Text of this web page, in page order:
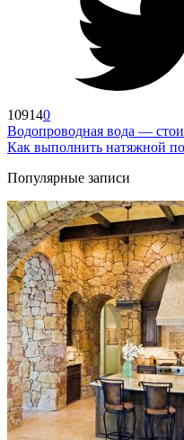
109140
Водопроводная вода —
Как выполнить натяжной
Популярные записи